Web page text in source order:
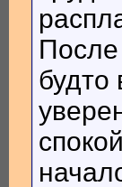
После
будто